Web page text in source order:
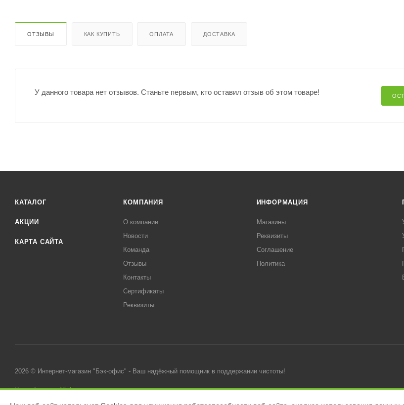
ОТЗЫВЫ КАК КУПИТЬ ОПЛАТА ДОСТАВКА
У данного товара нет отзывов. Станьте первым, кто оставил отзыв об этом товаре!
КАТАЛОГ
АКЦИИ
КАРТА САЙТА
КОМПАНИЯ
О компании
Новости
Команда
Отзывы
Контакты
Сертификаты
Реквизиты
ИНФОРМАЦИЯ
Магазины
Реквизиты
Соглашение
Политика
2026 © Интернет-магазин "Бэк-офис" - Ваш надёжный помощник в поддержании чистоты!
Разработано вVictory